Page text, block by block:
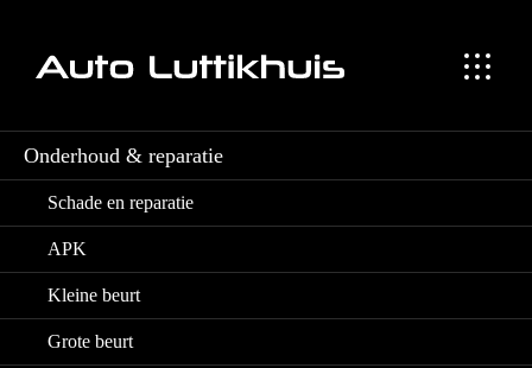
Onderhoud & reparatie
Schade en reparatie
APK
Kleine beurt
Grote beurt
Home > Aanbod >